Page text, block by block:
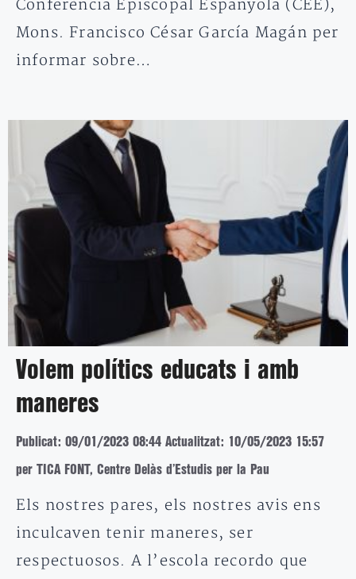
Conferència Episcopal Espanyola (CEE),
Mons. Francisco César García Magán per
informar sobre…
Volem polítics educats i amb
maneres
Publicat: 09/01/2023 08:44 Actualitzat: 10/05/2023 15:57
per TICA FONT, Centre Delàs d’Estudis per la Pau
Els nostres pares, els nostres avis ens
inculcaven tenir maneres, ser
respectuosos. A l’escola recordo que